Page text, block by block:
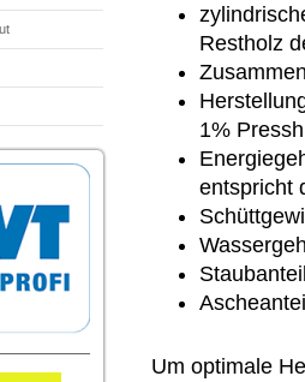
Restholz
1%
entspricht
Um optimale